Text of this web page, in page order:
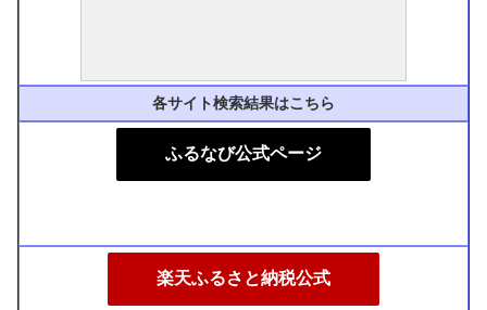
各サイト検索結果はこちら
ふるなび公式ページ
楽天ふるさと納税公式